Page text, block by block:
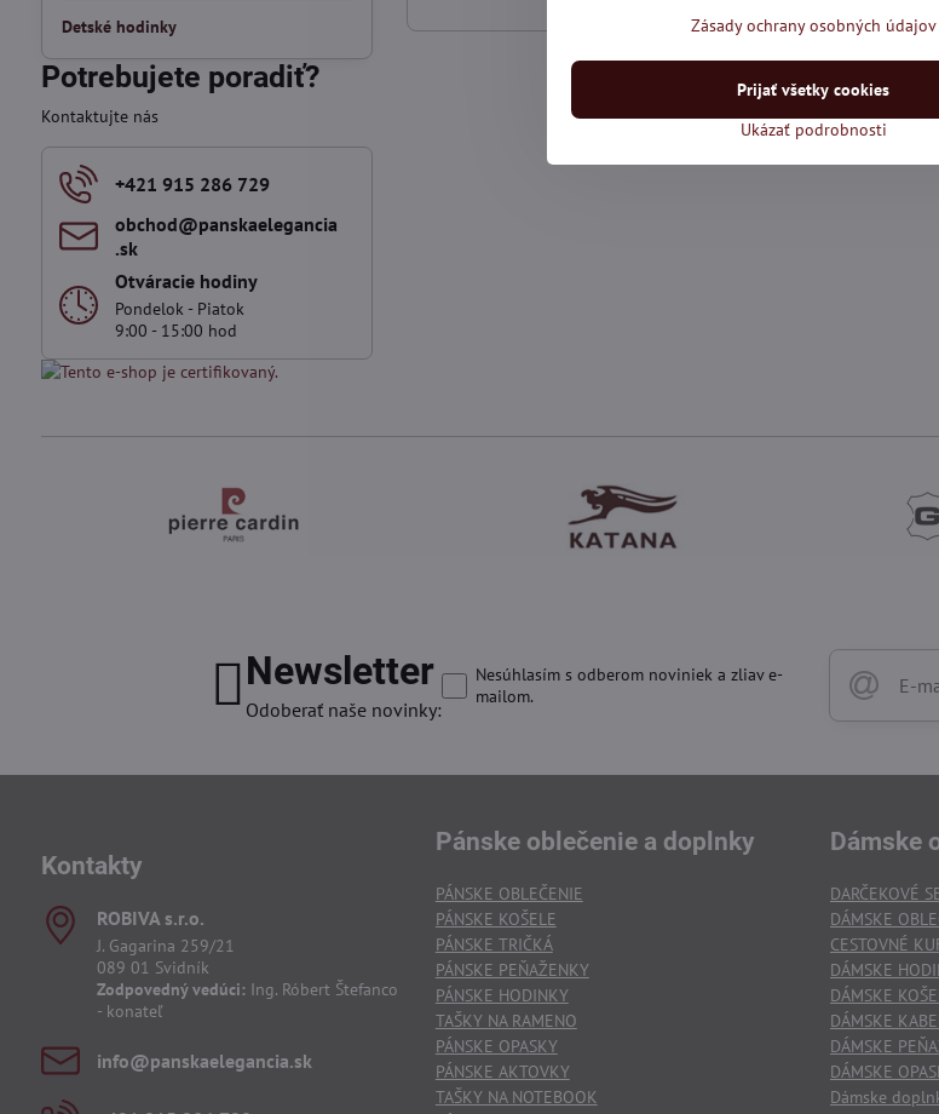
Detské hodinky
Potrebujete poradiť?
Kontaktujte nás
+421 915 286 729
obchod​@panskaelegancia​
.sk
Otváracie hodiny
Pondelok - Piatok
9:00 - 15:00 hod
Newsletter
Odoberať naše novinky:
Nesúhlasím s odberom noviniek a zliav e-
mailom.
Kontakty
ROBIVA s​.r​.o​.
J. Gagarina 259/21
089 01 Svidník
Zodpovedný vedúci: Ing. Róbert Štefanco
- konateľ
info​@panskaelegancia​.sk
Pánske oblečenie a doplnky
PÁNSKE OBLEČENIE
PÁNSKE KOŠELE
PÁNSKE TRIČKÁ
PÁNSKE PEŇAŽENKY
PÁNSKE HODINKY
TAŠKY NA RAMENO
PÁNSKE OPASKY
PÁNSKE AKTOVKY
TAŠKY NA NOTEBOOK
Dámske
DARČEKOVÉ
DÁMSKE
CESTOVNÉ
DÁMSKE
DÁMSKE
DÁMSKE
DÁMSKE
DÁMSKE
Dámske
Zásady ochrany osobných údajov
Ukázať podrobnosti
Prijať všetky cookies